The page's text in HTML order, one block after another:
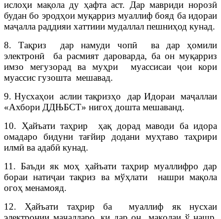
ислоҳи мақола ду ҳафта аст. Дар мавриди норозӣ
будан бо эродҳои муқарриз муаллиф бояд ба идораи
маҷалла раддияи хаттиии мудаллал пешниҳод кунад.
8. Тақриз дар намуди чопӣ ва дар ҳомили
электронӣ ба расмият дароварда, ба он муқарриз
имзо мегузорад ва муҳри муассисаи ҷои кори
муассис гузошта мешавад.
9. Нусхаҳои аслии тақризҳо дар Идораи маҷаллаи
«Ахбори ДДЊБСТ» нигоҳ дошта мешаванд.
10. Ҳайъати таҳрир ҳақ дорад маводи ба идора
омадаро бидуни тағйир додани муҳтаво таҳрири
илмӣ ва адабӣ кунад.
11. Баъди як моҳ ҳайъати таҳрир муаллифро дар
бораи натиҷаи тақриз ва мўҳлати нашри мақола
огоҳ менамояд.
12. Ҳайъати таҳрир ба муаллиф як нусхаи